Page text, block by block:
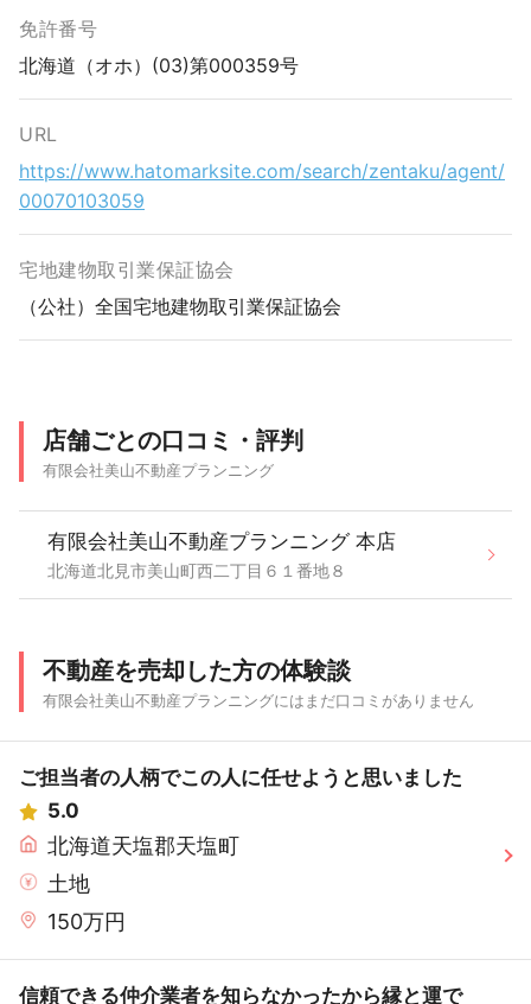
免許番号
北海道（オホ）(03)第000359号
URL
https://www.hatomarksite.com/search/zentaku/agent/
00070103059
宅地建物取引業保証協会
（公社）全国宅地建物取引業保証協会
店舗ごとの口コミ・評判
有限会社美山不動産プランニング
有限会社美山不動産プランニング 本店
北海道北見市美山町西二丁目６１番地８
不動産を売却した方の体験談
有限会社美山不動産プランニングにはまだ口コミがありません
ご担当者の人柄でこの人に任せようと思いました
5.0
北海道天塩郡天塩町
土地
150万円
信頼できる仲介業者を知らなかったから縁と運で